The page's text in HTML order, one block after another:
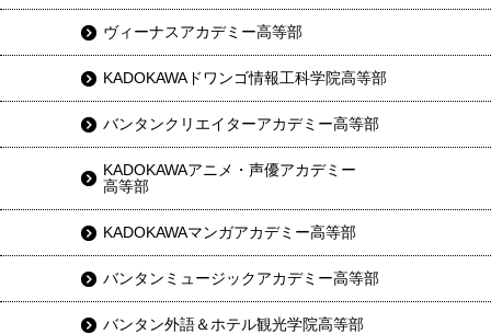
ヴィーナスアカデミー高等部
KADOKAWAドワンゴ情報工科学院高等部
バンタンクリエイターアカデミー高等部
KADOKAWAアニメ・声優アカデミー
高等部
KADOKAWAマンガアカデミー高等部
バンタンミュージックアカデミー高等部
バンタン外語＆ホテル観光学院高等部